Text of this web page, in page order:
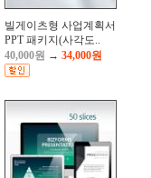
빌게이츠형 사업계획서
PPT 패키지(사각도..
40,000원 → 34,000원